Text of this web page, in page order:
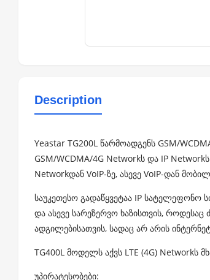
Description
Yeastar TG200L წარმოადგენს GSM/
GSM/WCDMA/4G Networkს და IP
Networkდან VoIP-ზე, ასევე VoIP-დან
საუკეთესო გადაწყვეტაა IP სატელეფონო
და ასევე სარეზერვო ხაზისთვის,
ადგილებისათვის, სადაც არ არის
TG400L მოდელს აქვს LTE (4G) Networkს
უპირატესობები: